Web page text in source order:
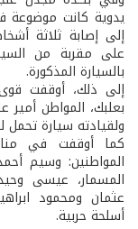
يدوية كانت موضوعة
إلى إصابة ثلاثة
على مقربة من
بالسيارة المذكورة.
بعلبك، المواطن أمير
ولقيادته سيارة تحمل
كما أوقفت في
المواطنين: وسيم
المسمار، عيسى
عثمان ومحمود
أسلحة حربية.